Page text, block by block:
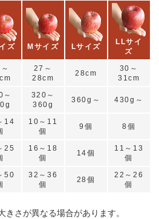
ズ Mサイズ Lサイズ
LLサイ
ズ
27～
28cm
28cm
30～
31cm
～
320～
360g
360g～ 430g～
14
10～11
個
9個 8個
25
16～18
個
14個
11～13
個
50
32～36
個
28個
22～26
個
さが異なる場合があります。